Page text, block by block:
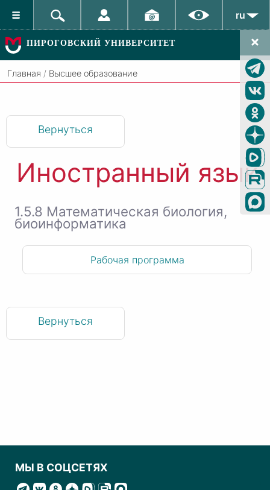
ru
ПИРОГОВСКИЙ УНИВЕРСИТЕТ
Главная / Высшее образование
Вернуться
Иностранный язык
1.5.8 Математическая биология,
биоинформатика
Рабочая программа
Вернуться
МЫ В СОЦСЕТЯХ